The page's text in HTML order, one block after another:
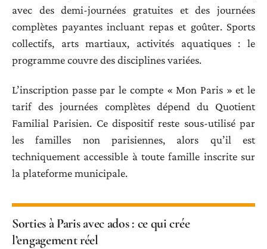
avec des demi-journées gratuites et des journées
complètes payantes incluant repas et goûter. Sports
collectifs, arts martiaux, activités aquatiques : le
programme couvre des disciplines variées.
L’inscription passe par le compte « Mon Paris » et le
tarif des journées complètes dépend du Quotient
Familial Parisien. Ce dispositif reste sous-utilisé par
les familles non parisiennes, alors qu’il est
techniquement accessible à toute famille inscrite sur
la plateforme municipale.
Sorties à Paris avec ados : ce qui crée
l’engagement réel